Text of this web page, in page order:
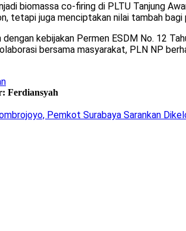
biomassa co-firing di PLTU Tanjung
tetapi juga menciptakan nilai tambah
dengan kebijakan Permen ESDM No. 12
bersama masyarakat, PLN NP
Ferdiansyah
Pemkot Surabaya Sarankan